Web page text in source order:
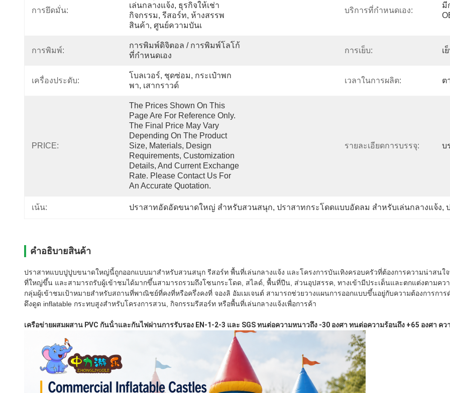
การยึดมั่น:
เล่นกลางแจ้ง, ธุรกิจให้เช่า
กิจกรรม, รีสอร์ท, ห้างสรรพ
สินค้า, ศูนย์ความบันเ
บริการที่กำหนดเอง:
มี
การพิมพ์:
การพิมพ์ดิจิตอล / การพิมพ์โลโก้
ที่กำหนดเอง
การเย็บ: เ
เครื่องประดับ:
โบลเวอร์, ชุดซ่อม, กระเป๋าพก
พา, เสากราวด์
เวลาในการผลิต: ต
PRICE:
The Prices Shown On This
Page Are For Reference Only.
The Final Price May Vary
Depending On The Product
Size, Materials, Design
Requirements, Customization
Details, And Current Exchange
Rate. Please Contact Us For
An Accurate Quotation.
รายละเอียดการบรรจุ: บ
เน้น: ปราสาทอัดอัดขนาดใหญ่ สําหรับสวนสนุก, ปราสาทกระโดดแบบอัดลม สําหรับเล่นกลางแจ้ง,
คําอธิบายสินค้า
ปราสาทแบบปูปูบขนาดใหญ่นี้ถูกออกแบบมาสําหรับสวนสนุก รีสอร์ท พื้นที่เล่นกลางแจ้ง และโครงการบันเทิงครอบครัวที่ต้องการความน่าสน
ที่ใหญ่ขึ้น และสามารถรับผู้เข้าชมได้มากขึ้นสามารถรวมถึงโซนกระโดด, สไลด์, พื้นที่ปีน, ส่วนอุปสรรค, ทางเข้ามีประเด็นและตกแต่งตามค
กลุ่มผู้เข้าชมเป้าหมายสําหรับสถานที่พาณิชย์ที่คงที่หรือครึ่งคงที่ จองลิ อัมเมเจนต์ สามารถช่วยวางแผนการออกแบบขึ้นอยู่กับความต้องการก
ดึงดูด inflatable กระทบสูงสําหรับโครงการสวน, กิจกรรมรีสอร์ท หรือพื้นที่เล่นกลางแจ้งเพื่อการค้า
เครือข่ายผสมผสาน PVC กันน้ําและกันไฟผ่านการรับรอง EN-1-2-3 และ SGS ทนต่อความหนาวถึง -30 องศา ทนต่อความร้อนถึง +65 องศา คว